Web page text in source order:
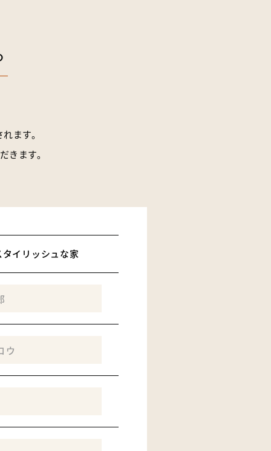
ます。
きます。